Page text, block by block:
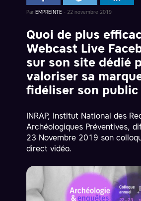
Par EMPREINTE - 22 novembre 2019
Quoi de plus
Webcast Live
sur son site dédié
valoriser sa
fidéliser son public
INRAP, Institut National des
Archéologiques Préventives,
23 Novembre 2019 son
direct vidéo.